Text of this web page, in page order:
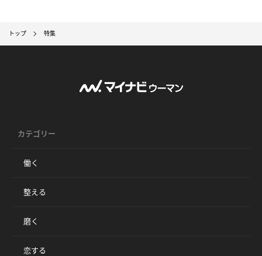
トップ 特集
カテゴリー
働く
整える
磨く
恋する